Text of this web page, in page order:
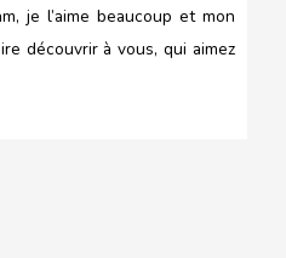
je l’aime beaucoup et mon
découvrir à vous, qui aimez